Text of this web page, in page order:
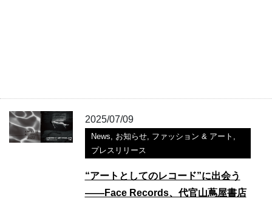
2025/07/09
News, お知らせ, ファッション & アート ,
プレスリリース
“アートとしてのレコード”に出会う
——Face Records、代官山蔦屋書店